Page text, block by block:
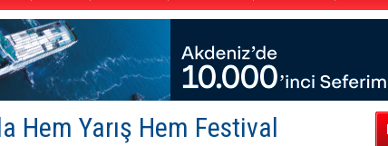
Kargo Haziran 2026 Döneminde %8.5
Dergi)
Dijitalleştiriyor
in June, Up 8.5%
ile Güçlendirdi
Saadia Zahidi Getirildi. IATA Tarihinde İlk
Zahidi as Director General
Hem Yarış Hem Festival